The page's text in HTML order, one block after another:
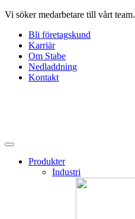
Hoppa
innehåll
Vi söker medarbetare till vårt team.
Bli företagskund
Karriär
Om Stabe
Nedladdning
Kontakt
Produkter
Industri